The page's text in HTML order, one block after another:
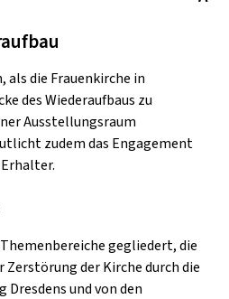
als die Frauenkirche in
des Wiederaufbaus zu
Ausstellungsraum
zudem das Engagement
gegliedert, die
Zerstörung der Kirche durch die
und von den